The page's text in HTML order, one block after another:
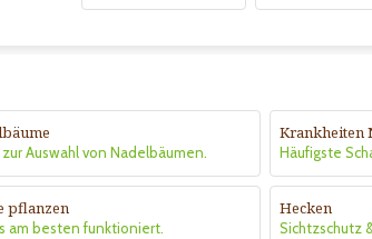
Auswahl von Nadelbäumen.
Krankheiten
Häufigste
pflanzen
am besten funktioniert.
Hecken
Sichtzschutz